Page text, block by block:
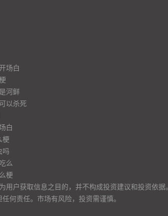
场白
河鲜
以杀死
白
梗
吗
么
梗
户获取信息之目的，并不构成投资建议和投资依据。
何责任。市场有风险，投资需谨慎。